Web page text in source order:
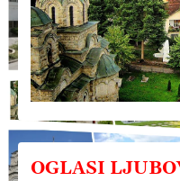
OGLASI